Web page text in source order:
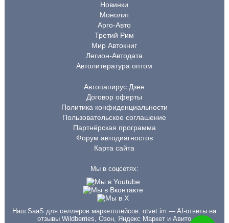
Новинки
Монолит
Арго-Авто
Третий Рим
Мир Автокниг
Легион-Автодата
Автолитература оптом
Автопапирус.Дзен
Договор оферты
Политика конфиденциальности
Пользовательское соглашение
Партнёрская программа
Форум автодиагностов
Карта сайта
Мы в соцсетях:
Наш SaaS для селлеров маркетплейсов:otvet.im — AI-ответы на
отзывы Wildberries, Озон, Яндекс Маркет и Авито